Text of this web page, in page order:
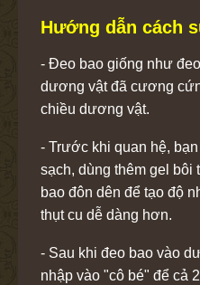
Hướng dẫn cách
- Đeo bao giống như
dương vật đã cương
chiều dương vật.
- Trước khi quan hệ,
sạch, dùng thêm gel bôi
bao đôn dên để tạo độ
thụt cu dễ dàng hơn.
- Sau khi đeo bao vào
nhập vào "cô bé" để cả